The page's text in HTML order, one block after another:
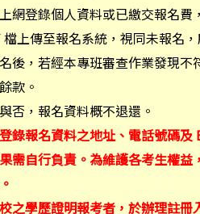
網登錄個人資料或已繳交報名費
檔上傳至報名系統，視同未報名
後，若經本專班審查作業發現
款。
否，報名資料概不退還。
錄報名資料之地址、電話號碼
需自行負責。為維護各考生權
之學歷證明報考者，於辦理註